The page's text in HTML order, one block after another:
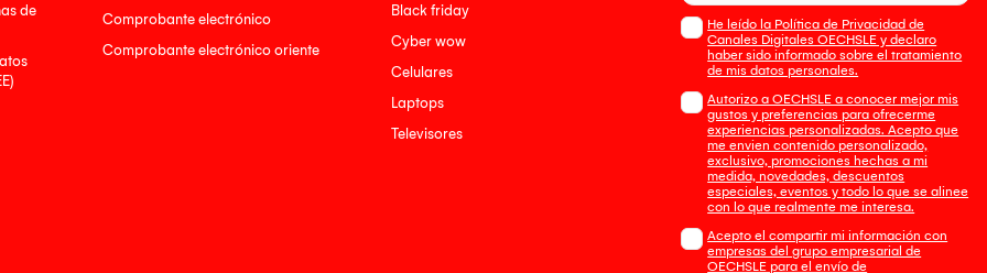
de
Comprobante electrónico
Comprobante electrónico oriente
Black friday
Cyber wow
Celulares
Laptops
Televisores
He leído la Política de Privacidad de
Canales Digitales OECHSLE y declaro
haber sido informado sobre el tratamiento
de mis datos personales.
Autorizo a OECHSLE a conocer mejor mis
gustos y preferencias para ofrecerme
experiencias personalizadas. Acepto que
me envien contenido personalizado,
exclusivo, promociones hechas a mi
medida, novedades, descuentos
especiales, eventos y todo lo que se alinee
con lo que realmente me interesa.
Acepto el compartir mi información con
empresas del grupo empresarial de
OECHSLE para el envío de